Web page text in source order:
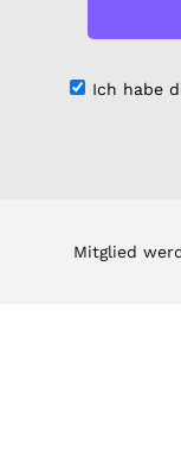
Ich habe
Mitglied